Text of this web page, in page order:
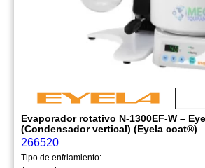
Evaporador rotativo N-1300EF-W –
(Condensador vertical) (Eyela coat®)
266520
Tipo de enfriamiento: